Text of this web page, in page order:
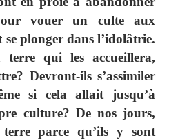
vouer un culte aux
plonger dans l’idolâtrie.
terre qui les accueillera,
Devront-ils s’assimiler
si cela allait jusqu’à
culture? De nos jours,
parce qu’ils y sont